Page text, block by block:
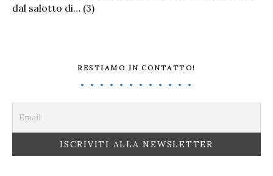
dal salotto di… (3)
RESTIAMO IN CONTATTO!